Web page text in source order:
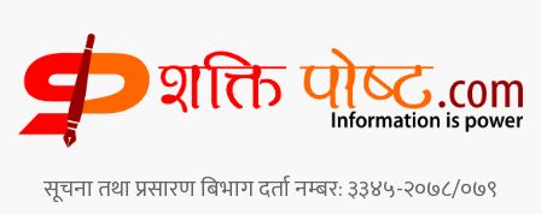
सूचना तथा प्रसारण बिभाग दर्ता नम्बर: ३३४५-२०७८/०७९